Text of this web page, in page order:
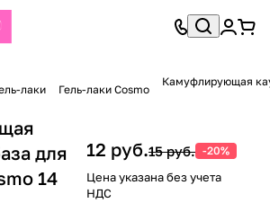
лаки Гель-лаки Cosmo
Камуфлирующая
для
14
12 руб.15 руб. -20%
Цена указана без учета
НДС